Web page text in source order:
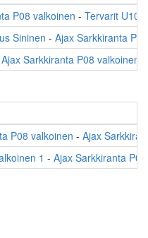
P08 valkoinen - Tervarit U10
Sininen - Ajax Sarkkiranta
Ajax Sarkkiranta P08 valkoinen
P08 valkoinen - Ajax
1 - Ajax Sarkkiranta